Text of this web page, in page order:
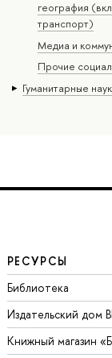
география
транспорт)
Медиа и
Прочие
Гуманитарные
РЕСУРСЫ
Библиотека
Издательский дом
Книжный магазин